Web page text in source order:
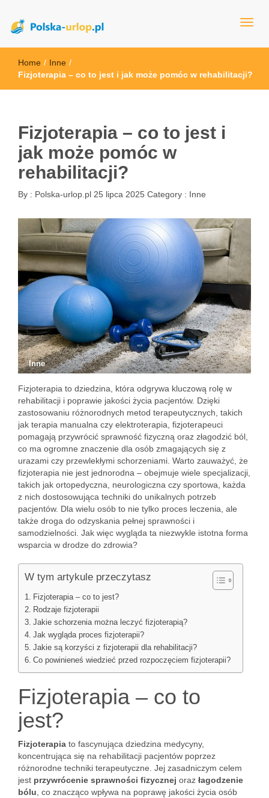
polska-urlop.pl
Home / Inne /
Fizjoterapia – co to jest i jak może pomóc w rehabilitacji?
Fizjoterapia – co to jest i
jak może pomóc w
rehabilitacji?
By : Polska-urlop.pl 25 lipca 2025 Category : Inne
Inne
Fizjoterapia to dziedzina, która odgrywa kluczową rolę w
rehabilitacji i poprawie jakości życia pacjentów. Dzięki
zastosowaniu różnorodnych metod terapeutycznych, takich
jak terapia manualna czy elektroterapia, fizjoterapeuci
pomagają przywrócić sprawność fizyczną oraz złagodzić ból,
co ma ogromne znaczenie dla osób zmagających się z
urazami czy przewlekłymi schorzeniami. Warto zauważyć, że
fizjoterapia nie jest jednorodna – obejmuje wiele specjalizacji,
takich jak ortopedyczna, neurologiczna czy sportowa, każda
z nich dostosowująca techniki do unikalnych potrzeb
pacjentów. Dla wielu osób to nie tylko proces leczenia, ale
także droga do odzyskania pełnej sprawności i
samodzielności. Jak więc wygląda ta niezwykle istotna forma
wsparcia w drodze do zdrowia?
W tym artykule przeczytasz
Fizjoterapia – co to jest?
Rodzaje fizjoterapii
Jakie schorzenia można leczyć fizjoterapią?
Jak wygląda proces fizjoterapii?
Jakie są korzyści z fizjoterapii dla rehabilitacji?
Co powinieneś wiedzieć przed rozpoczęciem fizjoterapii?
Fizjoterapia – co to
jest?
Fizjoterapia to fascynująca dziedzina medycyny,
koncentrująca się na rehabilitacji pacjentów poprzez
różnorodne techniki terapeutyczne. Jej zasadniczym celem
jest przywrócenie sprawności fizycznej oraz łagodzenie
bólu , co znacząco wpływa na poprawę jakości życia osób